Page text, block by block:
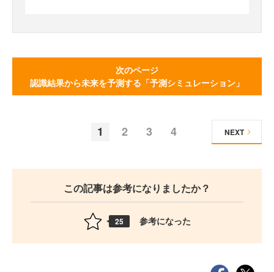
次のページ
認識結果から未来を予測する「予測シミュレーション」
1 2 3 4 NEXT
この記事は参考になりましたか？
25 参考になった